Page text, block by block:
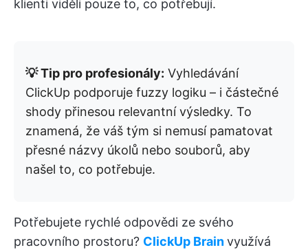
klienti viděli pouze to, co potřebují.
💡 Tip pro profesionály: Vyhledávání
ClickUp podporuje fuzzy logiku – i částečné
shody přinesou relevantní výsledky. To
znamená, že váš tým si nemusí pamatovat
přesné názvy úkolů nebo souborů, aby
našel to, co potřebuje.
Potřebujete rychlé odpovědi ze svého
pracovního prostoru? ClickUp Brainvyužívá